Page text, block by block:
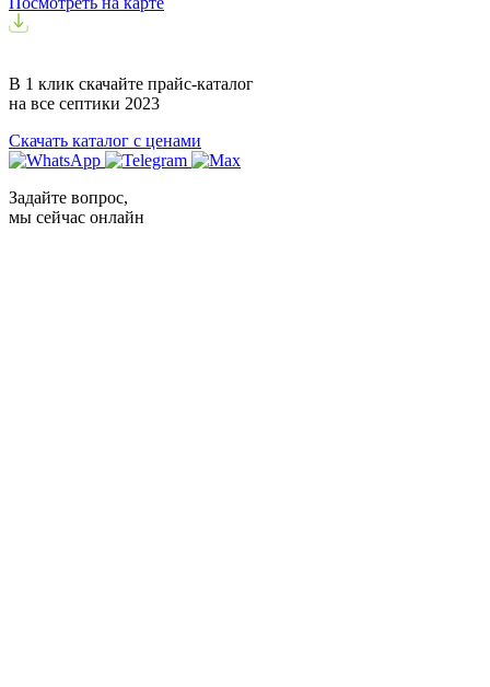
В 1 клик скачайте прайс-каталог
на все септики 2023
Скачать каталог с ценами
Задайте вопрос,
мы сейчас онлайн